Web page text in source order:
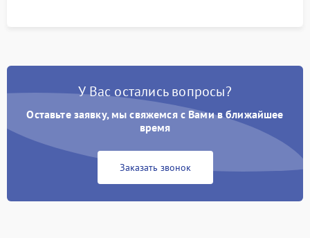
У Вас остались вопросы?
Оставьте заявку, мы свяжемся с Вами в ближайшее
время
Заказать звонок